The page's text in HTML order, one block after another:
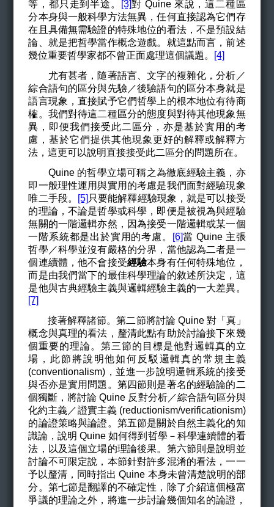
等，都只走到半途。 [3]對 Quine 來說，這二種區
分本身與一般科學方法無異，任何直接認為它們存
在且具備無需驗證的特殊地位的看法，不是預設結
論、就是把哲學當作概念遊戲。就這點而言，前述
幾位重要哲學家都不曾正面處理這個議題。 [4]
尤有甚者，隨著語言、文字的複雜化，分析／
綜合語句的區分與先驗／後驗語句的區分本身就是
語言現象，直接賦予它們哲學上的根本地位有待商
榷。我們對待這二種區分的態度與對待其他現象無
異，即便我們接受此二區分，亦是基於實用的考
慮，基於它們提供其他現象更好的解釋或解釋方
法，這更可以說明直接接受此二區分的問題所在。
Quine 的哲學立場可稱之為徹底經驗主義，亦
即一般理性運用與實用的考慮是我們面對經驗現象
唯二手段。
[5] 只要能解釋經驗現象，就是可以接受
的理論，不論是哲學或科學，即便是被視為與經驗
無關的一階邏輯亦然，因為接受一階邏輯或某一個
一階系統都是出於實用的考慮。
[6]當 Quine 主張
哲學／科學並沒有嚴格的分界，當他認為二者是一
個連續體，他不會接受經驗本身有任何特殊地位，
而是由我們當下的最佳科學理論的敘述所決定，這
是他與古典經驗主義與邏輯經驗主義的一大差異。
[7]
接著解釋諸節。第二節將討論 Quine 對「真」
概念與真理的看法，釐清此點有助於討論接下來幾
個重要的理論。第三節的目標是他對邏輯真的立
場，此節將說明他如何反駁邏輯真的常規主義
(conventionalism)，並進一步說明邏輯系統的接受
與否亦是實用問題。第四節則是著名的經驗論的二
個獨斷，將討論 Quine 反對分析／綜合語句區分與
化約主義／證實主義 (reductionism/verificationism)
的論證策略與論證。第五節是關於自然主義化的知
識論，說明 Quine 如何得到哲學－科學連續體的看
法，以及這個立場的理論後果。第六節則是說明並
討論不可限定說，本節針對許多混淆的看法，一一
予以釐清，同時指出 Quine 本身未曾清楚說明的部
分。第七節是翻譯的不確定性，除了介紹這個極富
爭議的理論之外，將進一步討論幾個知名的論證，